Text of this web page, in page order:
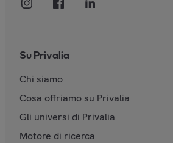
Su Privalia
Chi siamo
Cosa offriamo su Privalia
Gli universi di Privalia
Motore di ricerca